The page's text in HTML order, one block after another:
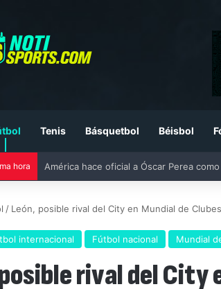
Tenis Básquetbol Béisbol
hora Liga MX vs MLS All-Star Game 2026:
/ León, posible rival del City en Mundial de Clubes
internacional Fútbol nacional Mundial
rival del City